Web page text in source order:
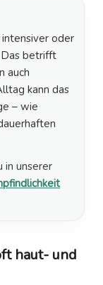
oder
Das betrifft
auch
kann das
– wie
in unserer
haut- und